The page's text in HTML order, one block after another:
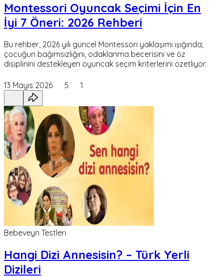
Montessori Oyuncak Seçimi İçin En
İyi 7 Öneri: 2026 Rehberi
Bu rehber, 2026 yılı güncel Montessori yaklaşımı ışığında;
çocuğun bağımsızlığını, odaklanma becerisini ve öz
disiplinini destekleyen oyuncak seçim kriterlerini özetliyor.
13 Mayıs 2026 5 1
Bebeveyn Testleri
Hangi Dizi Annesisin? – Türk Yerli
Dizileri